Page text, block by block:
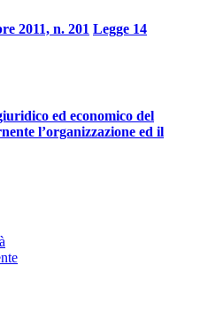
2011, n. 201 Legge 14
ed economico del
l’organizzazione ed il